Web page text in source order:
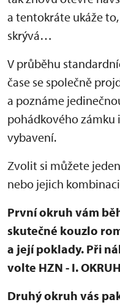
a tentokráte ukáže
skrývá…
V průběhu
čase se společně
a poznáme
pohádkového
vybavení.
Zvolit si můžete
nebo jejich
První okruh vám
skutečné kouzlo
a její poklady. Při
volte HZN - I.
Druhý okruh vás